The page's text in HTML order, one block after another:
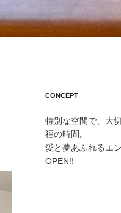
CONCEPT
特別な空間で、大
福の時間。
愛と夢あふれるエ
OPEN!!